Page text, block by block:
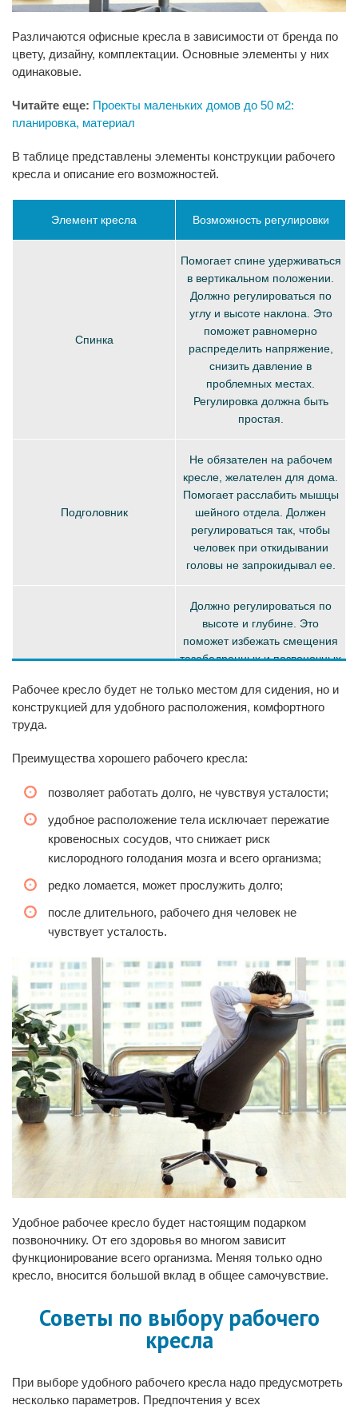
Различаются офисные кресла в зависимости от бренда по
цвету, дизайну, комплектации. Основные элементы у них
одинаковые.
Читайте еще: Проекты маленьких домов до 50 м2:
планировка, материал
В таблице представлены элементы конструкции рабочего
кресла и описание его возможностей.
Элемент кресла Возможность регулировки
Спинка
Помогает спине удерживаться
в вертикальном положении.
Должно регулироваться по
углу и высоте наклона. Это
поможет равномерно
распределить напряжение,
снизить давление в
проблемных местах.
Регулировка должна быть
простая.
Подголовник
Не обязателен на рабочем
кресле, желателен для дома.
Помогает расслабить мышцы
шейного отдела. Должен
регулироваться так, чтобы
человек при откидывании
головы не запрокидывал ее.
Сиденье
Должно регулироваться по
высоте и глубине. Это
поможет избежать смещения
тазобедренных и позвоночных
высоты колени должны быть
согнуты под прямым углом,
монитор направлен немного
Подлокотники
Снимают напряжения с
позвоночника, зоны шеи и
области плеч при вставании.
ширине и высоте.
Предотвращает отеки.
Снимает напряжение при
расположении ног под
правильным углом. Должна
регулироваться высота и
удаленность от сидения.
Рабочее кресло будет не только местом для сидения, но и
конструкцией для удобного расположения, комфортного
труда.
Преимущества хорошего рабочего кресла:
позволяет работать долго, не чувствуя усталости;
удобное расположение тела исключает пережатие
кровеносных сосудов, что снижает риск
кислородного голодания мозга и всего организма;
редко ломается, может прослужить долго;
после длительного, рабочего дня человек не
чувствует усталость.
Удобное рабочее кресло будет настоящим подарком
позвоночнику. От его здоровья во многом зависит
функционирование всего организма. Меняя только одно
кресло, вносится большой вклад в общее самочувствие.
Советы по выбору рабочего
кресла
При выборе удобного рабочего кресла надо предусмотреть
несколько параметров. Предпочтения у всех